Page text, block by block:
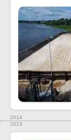
2014
2013